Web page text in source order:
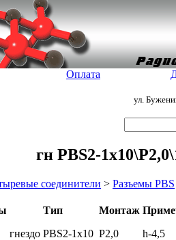
Оплата
ул.
гн PBS2-
соединители > Разъемы PBS
Тип Монтаж
гнездо PBS2-1x10 P2,0 h-4,5